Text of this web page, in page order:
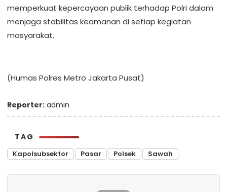
memperkuat kepercayaan publik terhadap Polri dalam
menjaga stabilitas keamanan di setiap kegiatan
masyarakat.
(Humas Polres Metro Jakarta Pusat)
Reporter: admin
TAG
Kapolsubsektor Pasar Polsek Sawah